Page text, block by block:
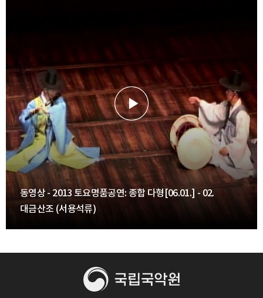
동영상 - 2013 토요명품공연: 종합 다형[06.01.] - 02.
대금산조 (서용석류)